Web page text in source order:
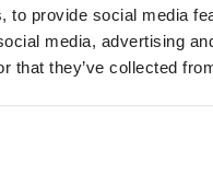
to provide social media
media, advertising
that they’ve collected